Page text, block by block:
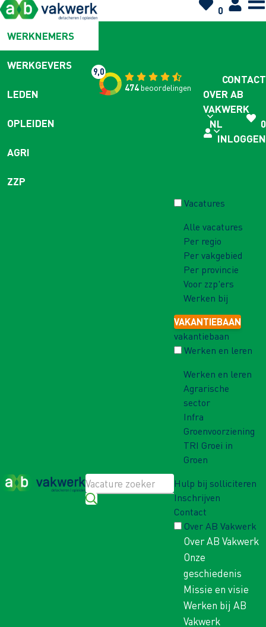
0
WERKNEMERS
WERKGEVERS
LEDEN
OPLEIDEN
AGRI
ZZP
9,0
474beoordelingen
CONTACT
OVER AB
VAKWERK
NL
0
INLOGGEN
Vacatures
Alle vacatures
Per regio
Per vakgebied
Per provincie
Voor zzp'ers
Werken bij
VAKANTIEBAAN
vakantiebaan
Werken en leren
Werken en leren
Agrarische
sector
Infra
Groenvoorziening
TRI Groei in
Groen
Hulp bij solliciteren
Inschrijven
Contact
Over AB Vakwerk
Over AB Vakwerk
Onze
geschiedenis
Missie en visie
Werken bij AB
Vakwerk